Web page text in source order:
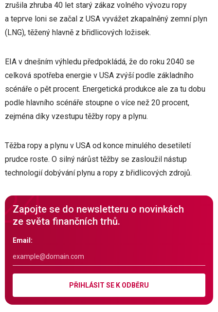
zrušila zhruba 40 let starý zákaz volného vývozu ropy
a teprve loni se začal z USA vyvážet zkapalněný zemní plyn
(LNG), těžený hlavně z břidlicových ložisek.
EIA v dnešním výhledu předpokládá, že do roku 2040 se
celková spotřeba energie v USA zvýší podle základního
scénáře o pět procent. Energetická produkce ale za tu dobu
podle hlavního scénáře stoupne o více než 20 procent,
zejména díky vzestupu těžby ropy a plynu.
Těžba ropy a plynu v USA od konce minulého desetiletí
prudce roste. O silný nárůst těžby se zasloužil nástup
technologií dobývání plynu a ropy z břidlicových zdrojů.
Zapojte se do newsletteru o novinkách
ze světa finančních trhů.
Email:
PŘIHLÁSIT SE K ODBĚRU